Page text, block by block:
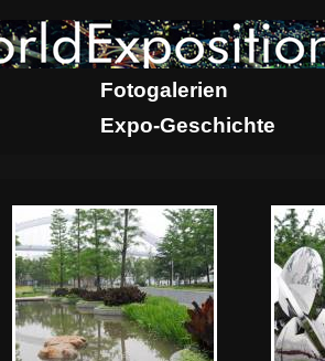
Fotogalerien
Expo-Geschichte